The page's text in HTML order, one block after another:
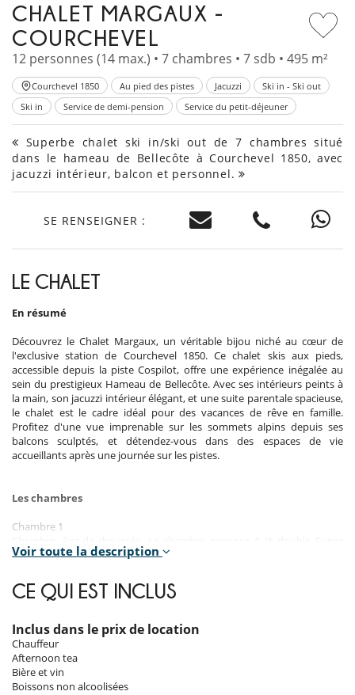
CHALET MARGAUX -
COURCHEVEL
12 personnes (14 max.) • 7 chambres • 7 sdb • 495 m²
Courchevel 1850 Au pied des pistes Jacuzzi
Ski in - Ski out
Ski in
Service de demi-pension Service du petit-déjeuner
Superbe chalet ski in/ski out de 7 chambres situé
dans le hameau de Bellecôte à Courchevel 1850, avec
jacuzzi intérieur, balcon et personnel.
SE RENSEIGNER :
LE CHALET
En résumé
Découvrez le Chalet Margaux, un véritable bijou niché au cœur de
l'exclusive station de Courchevel 1850. Ce chalet skis aux pieds,
accessible depuis la piste Cospilot, offre une expérience inégalée au
sein du prestigieux Hameau de Bellecôte. Avec ses intérieurs peints à
la main, son jacuzzi intérieur élégant, et une suite parentale spacieuse,
le chalet est le cadre idéal pour des vacances de rêve en famille.
Profitez d'une vue imprenable sur les sommets alpins depuis ses
balcons sculptés, et détendez-vous dans des espaces de vie
accueillants après une journée sur les pistes.
Les chambres
Chambre 1
king size transformable en lits twin. Salle de bain attenante, avec
également : sèche-cheveux.
Chambre, 2ème étage. La chambre propose 1 lit double Super king
size. Salle de bain attenante, avec baignoire, douche. WC dans la salle
de bain. La chambre inclut également : sèche-cheveux.
Chambre 3
Voir toute la description
CE QUI EST INCLUS
Inclus dans le prix de location
Chauffeur
Afternoon tea
Bière et vin
Boissons non alcoolisées